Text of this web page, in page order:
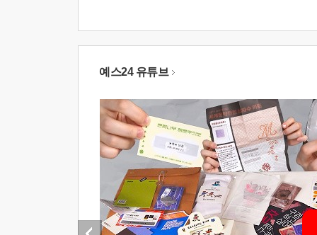
예스24 유튜브